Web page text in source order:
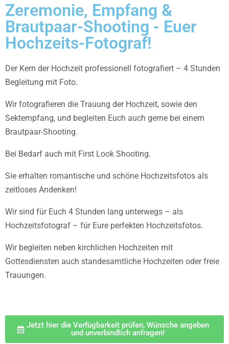
Zeremonie, Empfang &
Brautpaar-Shooting - Euer
Hochzeits-Fotograf!
Der Kern der Hochzeit professionell fotografiert – 4 Stunden
Begleitung mit Foto.
Wir fotografieren die Trauung der Hochzeit, sowie den
Sektempfang, und begleiten Euch auch gerne bei einem
Brautpaar-Shooting.
Bei Bedarf auch mit First Look Shooting.
Sie erhalten romantische und schöne Hochzeitsfotos als
zeitloses Andenken!
Wir sind für Euch 4 Stunden lang unterwegs – als
Hochzeitsfotograf – für Eure perfekten Hochzeitsfotos.
Wir begleiten neben kirchlichen Hochzeiten mit
Gottesdiensten auch standesamtliche Hochzeiten oder freie
Trauungen.
Jetzt hier die Verfügbarkeit prüfen, Wünsche angeben
und unverbindlich anfragen!